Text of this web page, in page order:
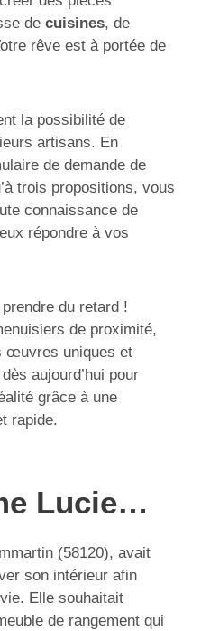
de cuisines, de
rêve est à portée de
la possibilité de
artisans. En
de demande de
trois propositions, vous
connaissance de
répondre à vos
du retard !
de proximité,
œuvres uniques et
dès aujourd’hui pour
grâce à une
rapide.
Lucie…
(58120), avait
son intérieur afin
Elle souhaitait
de rangement qui